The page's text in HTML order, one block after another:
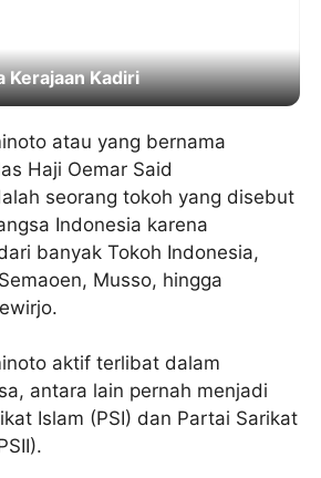
Kerajaan Kadiri
atau yang bernama
Haji Oemar Said
seorang tokoh yang disebut
Indonesia karena
banyak Tokoh Indonesia,
Musso, hingga
aktif terlibat dalam
antara lain pernah menjadi
Islam (PSI) dan Partai Sarikat